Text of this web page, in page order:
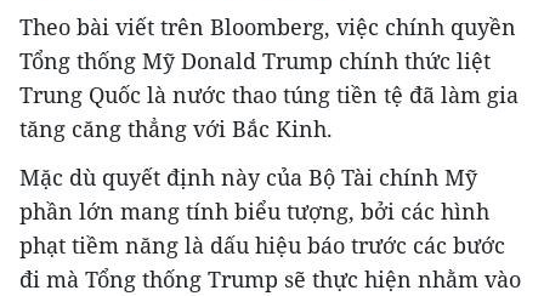
Theo bài viết trên Bloomberg, việc chính quyền
Tổng thống Mỹ Donald Trump chính thức liệt
Trung Quốc là nước thao túng tiền tệ đã làm gia
tăng căng thẳng với Bắc Kinh.
Mặc dù quyết định này của Bộ Tài chính Mỹ
phần lớn mang tính biểu tượng, bởi các hình
phạt tiềm năng là dấu hiệu báo trước các bước
đi mà Tổng thống Trump sẽ thực hiện nhằm vào